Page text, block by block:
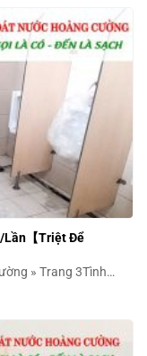
Lần【Triệt Để
» Trang 3Tình